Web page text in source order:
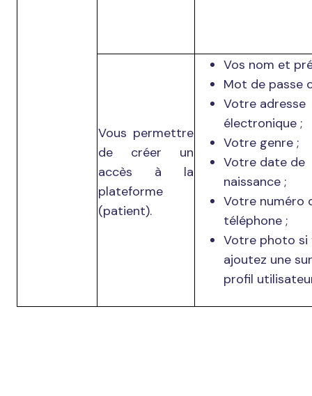
Vous permettre
de créer un
accès à la
plateforme
(patient).
Vos nom et
Mot de passe
Votre adresse
électronique ;
Votre genre ;
Votre date de
naissance ;
Votre numéro
téléphone ;
Votre photo si
ajoutez une
profil